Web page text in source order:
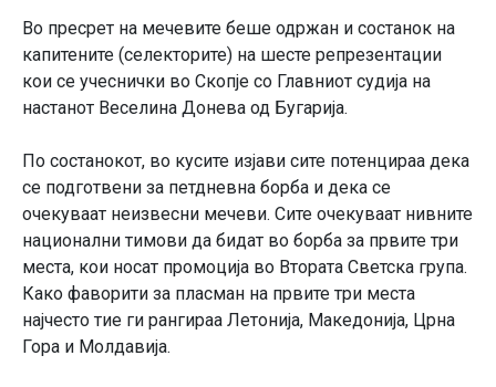
Во пресрет на мечевите беше одржан и состанок на
капитените (селекторите) на шесте репрезентации
кои се учеснички во Скопје со Главниот судија на
настанот Веселина Донева од Бугарија.
По состанокот, во кусите изјави сите потенцираа дека
се подготвени за петдневна борба и дека се
очекуваат неизвесни мечеви. Сите очекуваат нивните
национални тимови да бидат во борба за првите три
места, кои носат промоција во Втората Светска група.
Како фаворити за пласман на првите три места
најчесто тие ги рангираа Летонија, Македонија, Црна
Гора и Молдавија.